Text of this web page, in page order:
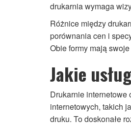
drukarnia wymaga
Różnice między
porównania cen i
Obie formy mają
Jakie
Drukarnie internetowe
internetowych, takich
druku. To doskonałe